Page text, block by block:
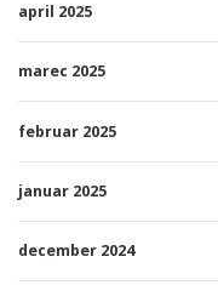
april 2025
marec 2025
februar 2025
januar 2025
december 2024